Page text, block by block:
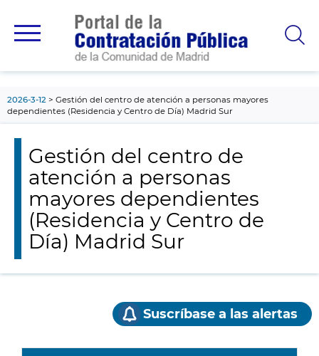
principal
2026-3-12
Gestión del centro de atención a personas mayores
dependientes (Residencia y Centro de Día) Madrid Sur
Gestión del centro de
atención a personas
mayores dependientes
(Residencia y Centro de
Día) Madrid Sur
Suscríbase a las alertas